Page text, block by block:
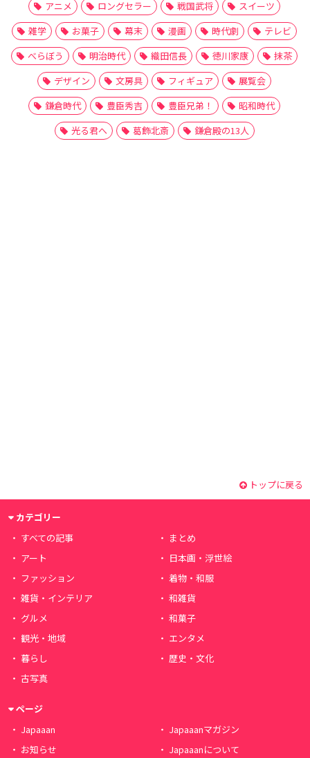
アニメ
ロングセラー 戦国武将
スイーツ
雑学
お菓子 幕末 漫画 時代劇
テレビ
べらぼう
明治時代 織田信長 徳川家康
抹茶
デザイン
文房具 フィギュア
展覧会
鎌倉時代
豊臣秀吉 豊臣兄弟！
昭和時代
光る君へ
葛飾北斎 鎌倉殿の13人
トップに戻る
カテゴリー
すべての記事
まとめ
アート
日本画・浮世絵
ファッション
着物・和服
雑貨・インテリア
和雑貨
グルメ
和菓子
観光・地域
エンタメ
暮らし
歴史・文化
古写真
ページ
Japaaan
Japaaanマガジン
お知らせ
Japaaanについて